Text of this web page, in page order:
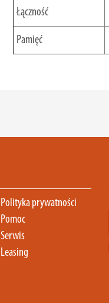
Łączność
Pamięć
Polityka prywatności
Pomoc
Serwis
Leasing